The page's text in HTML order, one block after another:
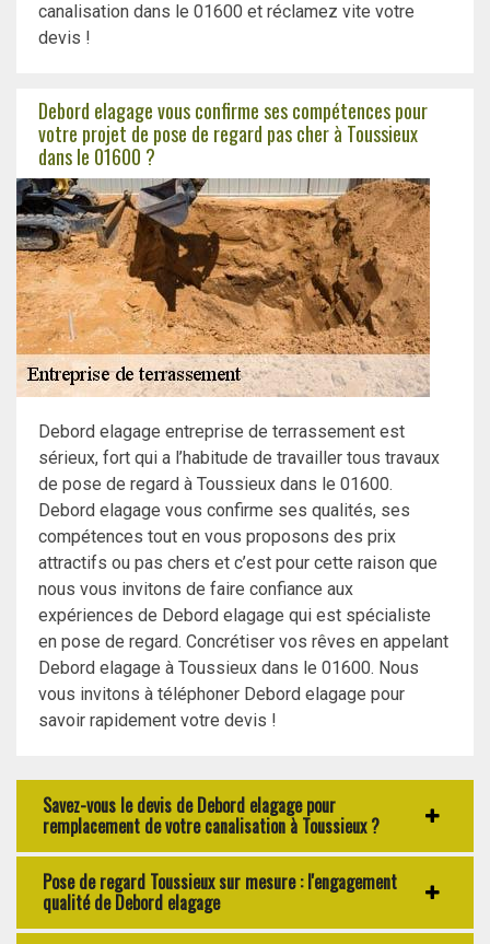
canalisation dans le 01600 et réclamez vite votre
devis !
Debord elagage vous confirme ses compétences pour
votre projet de pose de regard pas cher à Toussieux
dans le 01600 ?
Debord elagage entreprise de terrassement est
sérieux, fort qui a l’habitude de travailler tous travaux
de pose de regard à Toussieux dans le 01600.
Debord elagage vous confirme ses qualités, ses
compétences tout en vous proposons des prix
attractifs ou pas chers et c’est pour cette raison que
nous vous invitons de faire confiance aux
expériences de Debord elagage qui est spécialiste
en pose de regard. Concrétiser vos rêves en appelant
Debord elagage à Toussieux dans le 01600. Nous
vous invitons à téléphoner Debord elagage pour
savoir rapidement votre devis !
Savez-vous le devis de Debord elagage pour
remplacement de votre canalisation à Toussieux ?
Pose de regard Toussieux sur mesure : l'engagement
qualité de Debord elagage